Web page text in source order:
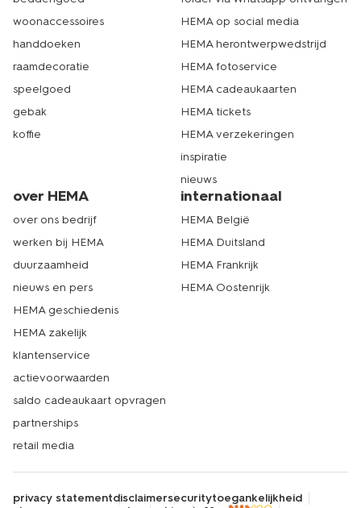
woonaccessoires
handdoeken
raamdecoratie
speelgoed
gebak
koffie
HEMA op social media
HEMA herontwerpwedstrijd
HEMA fotoservice
HEMA cadeaukaarten
HEMA tickets
HEMA verzekeringen
inspiratie
nieuws
over HEMA
over ons bedrijf
werken bij HEMA
duurzaamheid
nieuws en pers
HEMA geschiedenis
HEMA zakelijk
klantenservice
actievoorwaarden
saldo cadeaukaart opvragen
partnerships
retail media
internationaal
HEMA België
HEMA Duitsland
HEMA Frankrijk
HEMA Oostenrijk
privacy statementdisclaimersecuritytoegankelijkheid